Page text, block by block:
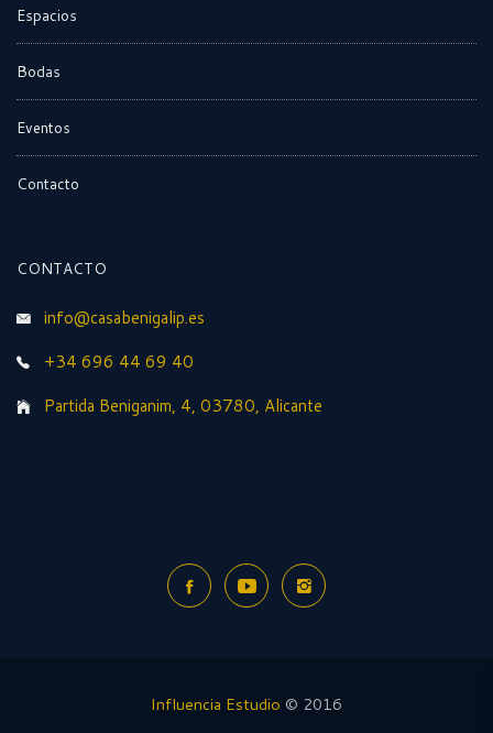
Espacios
Bodas
Eventos
Contacto
CONTACTO
info@casabenigalip.es
+34 696 44 69 40
Partida Beniganim, 4, 03780, Alicante
Influencia Estudio © 2016